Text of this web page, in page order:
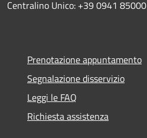
Centralino Unico: +39 0941 85000
Prenotazione appuntamento
Segnalazione disservizio
Leggi le FAQ
Richiesta assistenza